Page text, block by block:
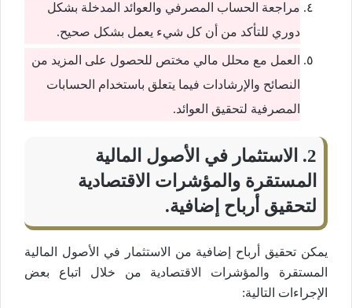
مراجعة الحساب المصرفي والعوائد المدخلة بشكل
دوري للتأكد من أن كل شيء يعمل بشكل صحيح.
العمل مع محلل مالي مختص للحصول على المزيد من
النصائح والإرشادات فيما يتعلق باستخدام الحسابات
المصرفية لتحقيق العوائد.
2. الاستثمار في الأصول المالية
المستقرة والمؤشرات الاقتصادية
لتحقيق أرباح إضافية.
يمكن تحقيق أرباح إضافية من الاستثمار في الأصول المالية
المستقرة والمؤشرات الاقتصادية من خلال اتباع بعض
الإجراءات التالية: